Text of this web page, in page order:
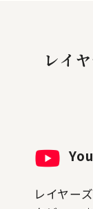
レイ
レイヤー